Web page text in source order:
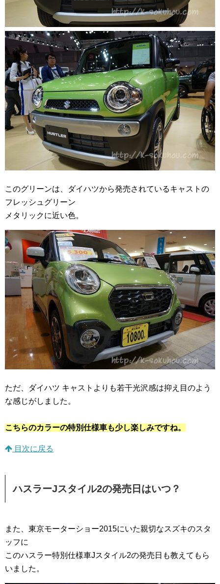
このグリーンは、ダイハツから発売されているキャストの
フレッシュグリーン
メタリックに近い色。
ただ、ダイハツ キャストよりも若干光沢感は抑え目のよう
な感じがしました。
こちらのカラーの特別仕様車も少し楽しみですね。
目次に戻る
ハスラーJスタイル2の発売日はいつ？
また、東京モーターショー2015にいた親切なスズキのスタ
ッフに
このハスラー特別仕様車Jスタイル2の発売日も教えてもら
いました。